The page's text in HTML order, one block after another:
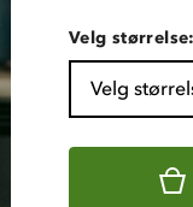
Velg størrelse:
Velg